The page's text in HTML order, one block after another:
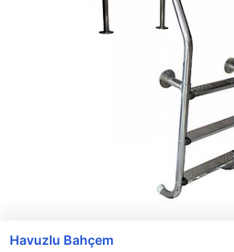
Havuzlu Bahçem